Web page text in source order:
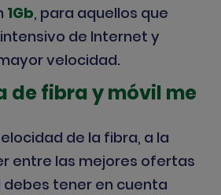
1Gb, para aquellos que
de Internet y
velocidad.
de fibra y móvil me
de la fibra, a la
entre las mejores ofertas
tener en cuenta